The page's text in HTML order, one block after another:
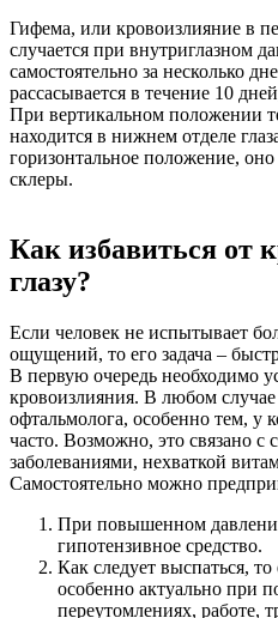
Гифема, или кровоизлияние в
случается при внутриглазном
самостоятельно за несколько
рассасывается в течение 10
При вертикальном положении
находится в нижнем отделе
горизонтальное положение,
склеры.
Как избавиться от
глазу?
Если человек не испытывает
ощущений, то его задача –
В первую очередь необходимо
кровоизлияния. В любом
офтальмолога, особенно тем, у
часто. Возможно, это связано с
заболеваниями, нехваткой
Самостоятельно можно
При повышенном
гипотензивное средство.
Как следует выспаться,
особенно актуально при
переутомлениях, работе,